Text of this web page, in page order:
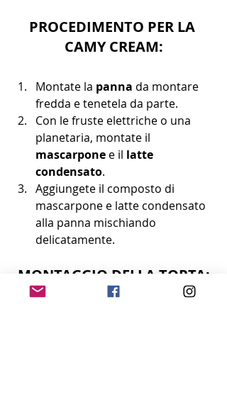
PROCEDIMENTO PER LA
CAMY CREAM:
Montate la panna da montare
fredda e tenetela da parte.
Con le fruste elettriche o una
planetaria, montate il
mascarpone e il latte
condensato.
Aggiungete il composto di
mascarpone e latte condensato
alla panna mischiando
delicatamente.
MONTAGGIO DELLA TORTA: